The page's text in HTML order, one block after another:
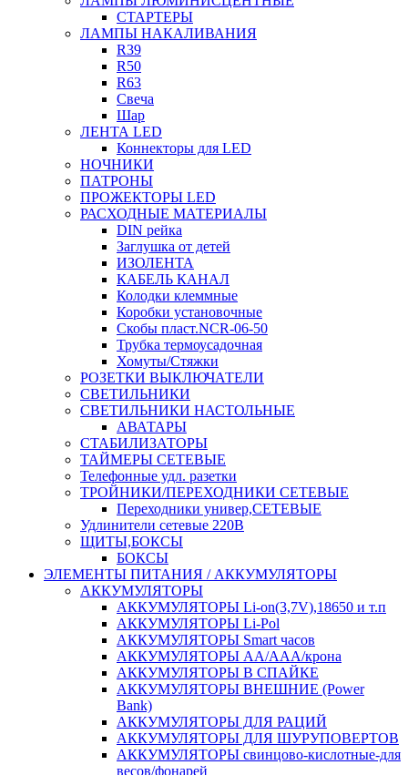
СТАРТЕРЫ
ЛАМПЫ НАКАЛИВАНИЯ
R39
R50
R63
Свеча
Шар
ЛЕНТА LED
Коннекторы для LED
НОЧНИКИ
ПАТРОНЫ
ПРОЖЕКТОРЫ LED
РАСХОДНЫЕ МАТЕРИАЛЫ
DIN рейка
Заглушка от детей
ИЗОЛЕНТА
КАБЕЛЬ КАНАЛ
Колодки клеммные
Коробки установочные
Скобы пласт.NCR-06-50
Трубка термоусадочная
Хомуты/Стяжки
РОЗЕТКИ ВЫКЛЮЧАТЕЛИ
СВЕТИЛЬНИКИ
СВЕТИЛЬНИКИ НАСТОЛЬНЫЕ
АВАТАРЫ
СТАБИЛИЗАТОРЫ
ТАЙМЕРЫ СЕТЕВЫЕ
Телефонные удл. разетки
ТРОЙНИКИ/ПЕРЕХОДНИКИ СЕТЕВЫЕ
Переходники универ,СЕТЕВЫЕ
Удлинители сетевые 220В
ЩИТЫ,БОКСЫ
БОКСЫ
ЭЛЕМЕНТЫ ПИТАНИЯ / АККУМУЛЯТОРЫ
АККУМУЛЯТОРЫ
АККУМУЛЯТОРЫ Li-on(3,7V),18650 и т.п
АККУМУЛЯТОРЫ Li-Pol
АККУМУЛЯТОРЫ Smart часов
АККУМУЛЯТОРЫ АА/ААА/крона
АККУМУЛЯТОРЫ В СПАЙКЕ
АККУМУЛЯТОРЫ ВНЕШНИЕ (Power
Bank)
АККУМУЛЯТОРЫ ДЛЯ РАЦИЙ
АККУМУЛЯТОРЫ ДЛЯ ШУРУПОВЕРТОВ
АККУМУЛЯТОРЫ свинцово-кислотные-для
весов/фонарей